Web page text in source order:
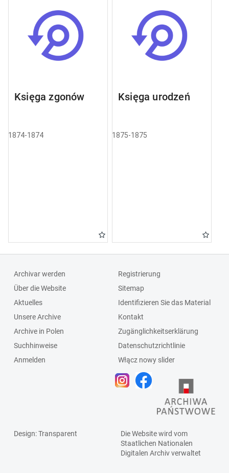
Księga zgonów
1874-1874
Księga urodzeń
1875-1875
Archivar werden
Über die Website
Aktuelles
Unsere Archive
Archive in Polen
Suchhinweise
Anmelden
Registrierung
Sitemap
Identifizieren Sie das Material
Kontakt
Zugänglichkeitserklärung
Datenschutzrichtlinie
Włącz nowy slider
Design: Transparent
Die Website wird vom
Staatlichen Nationalen
Digitalen Archivverwaltet